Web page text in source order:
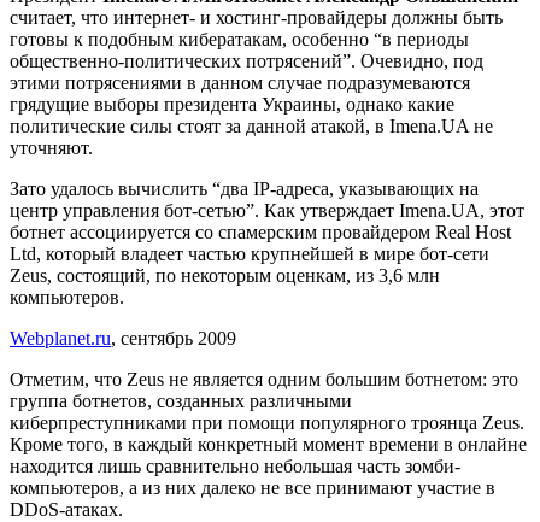
считает, что интернет- и хостинг-провайдеры должны быть
готовы к подобным кибератакам, особенно “в периоды
общественно-политических потрясений”. Очевидно, под
этими потрясениями в данном случае подразумеваются
грядущие выборы президента Украины, однако какие
политические силы стоят за данной атакой, в Imena.UA не
уточняют.
Зато удалось вычислить “два IP-адреса, указывающих на
центр управления бот-сетью”. Как утверждает Imena.UA, этот
ботнет ассоциируется со спамерским провайдером Real Host
Ltd, который владеет частью крупнейшей в мире бот-сети
Zeus, состоящий, по некоторым оценкам, из 3,6 млн
компьютеров.
Webplanet.ru, сентябрь 2009
Отметим, что Zeus не является одним большим ботнетом: это
группа ботнетов, созданных различными
киберпреступниками при помощи популярного троянца Zeus.
Кроме того, в каждый конкретный момент времени в онлайне
находится лишь сравнительно небольшая часть зомби-
компьютеров, а из них далеко не все принимают участие в
DDoS-атаках.